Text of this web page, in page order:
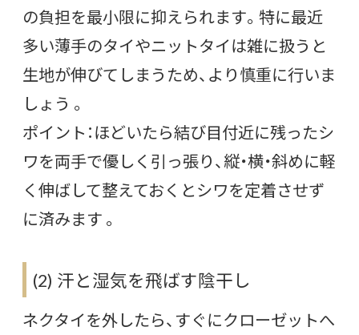
の負担を最小限に抑えられます。特に最近
多い薄手のタイやニットタイは雑に扱うと
生地が伸びてしまうため、より慎重に行いま
しょう 。
ポイント：ほどいたら結び目付近に残ったシ
ワを両手で優しく引っ張り、縦・横・斜めに軽
く伸ばして整えておくとシワを定着させず
に済みます 。
(2) 汗と湿気を飛ばす陰干し
ネクタイを外したら、すぐにクローゼットへ